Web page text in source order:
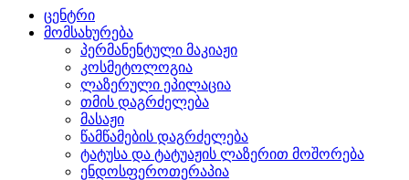
ცენტრი
მომსახურება
პერმანენტული მაკიაჟი
კოსმეტოლოგია
ლაზერული ეპილაცია
თმის დაგრძელება
მასაჟი
წამწამების დაგრძელება
ტატუსა და ტატუაჟის ლაზერით მოშორება
ენდოსფეროთერაპია